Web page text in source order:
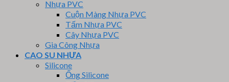
Nhựa PVC
Cuộn Màng Nhựa PVC
Tấm Nhựa PVC
Cây Nhựa PVC
Gia Công Nhựa
CAO SU NHỰA
Silicone
Ống Silicone